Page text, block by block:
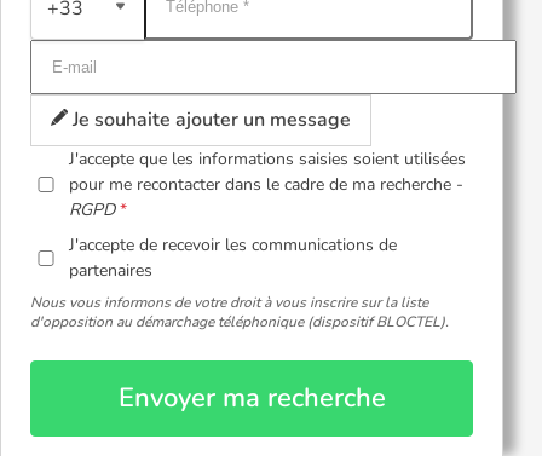
+33
Je souhaite ajouter un message
J'accepte que les informations saisies soient utilisées
pour me recontacter dans le cadre de ma recherche -
RGPD
J'accepte de recevoir les communications de
partenaires
Nous vous informons de votre droit à vous inscrire sur la liste
d'opposition au démarchage téléphonique (dispositif BLOCTEL).
Envoyer ma recherche